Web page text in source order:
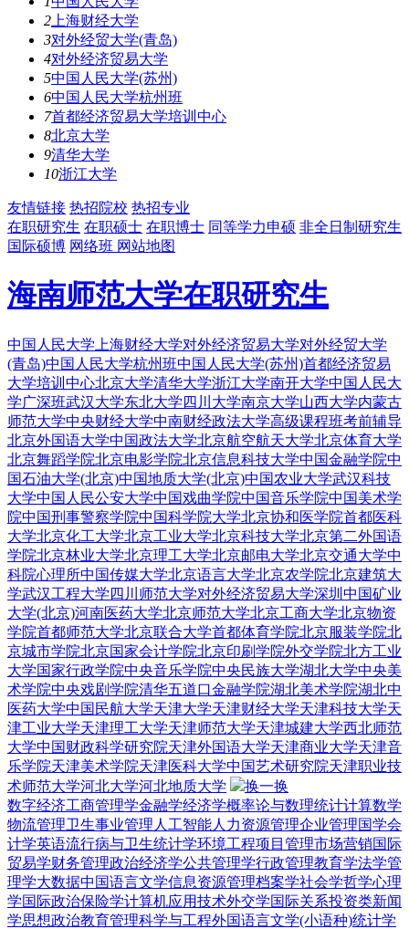
2 上海财经大学
3对外经贸大学(青岛)
4对外经济贸易大学
5中国人民大学(苏州)
6中国人民大学杭州班
7首都经济贸易大学培训中心
8北京大学
9清华大学
10浙江大学
友情链接 热招院校 热招专业
在职研究生 在职硕士 在职博士 同等学力申硕 非全日制研究生
国际硕博 网络班 网站地图
海南师范大学在职研究生
中国人民大学 上海财经大学对外经济贸易大学对外经贸大学
(青岛)中国人民大学杭州班中国人民大学(苏州)首都经济贸易
大学培训中心北京大学清华大学浙江大学南开大学中国人民大
学广深班武汉大学东北大学 四川大学南京大学山西大学内蒙古
师范大学中央财经大学中南财经政法大学高级课程班考前辅导
北京外国语大学中国政法大学北京航空航天大学北京体育大学
北京舞蹈学院北京电影学院北京信息科技大学中国金融学院中
国石油大学(北京)中国地质大学(北京)中国农业大学武汉科技
大学中国人民公安大学中国戏曲学院中国音乐学院中国美术学
院中国刑事警察学院中国科学院大学北京协和医学院首都医科
大学北京化工大学北京工业大学北京科技大学北京第二外国语
学院北京林业大学北京理工大学北京邮电大学北京交通大学中
科院心理所中国传媒大学北京语言大学北京农学院北京建筑大
学武汉工程大学 四川师范大学对外经济贸易大学深圳 中国矿业
大学(北京)河南医药大学北京师范大学北京工商大学北京物资
学院首都师范大学北京联合大学首都体育学院北京服装学院北
京城市学院北京国家会计学院北京印刷学院外交学院北方工业
大学国家行政学院中央音乐学院中央民族大学湖北大学中央美
术学院中央戏剧学院清华五道口金融学院湖北美术学院湖北中
医药大学中国民航大学天津大学天津财经大学天津科技大学天
津工业大学天津理工大学天津师范大学天津城建大学西北师范
大学中国财政科学研究院天津外国语大学天津商业大学天津音
乐学院天津美术学院天津医科大学中国艺术研究院天津职业技
术师范大学河北大学河北地质大学
换一换
数字经济工商管理学金融学经济学概率论与数理统计计算数学
物流管理卫生事业管理 人工智能人力资源管理企业管理国学会
计学英语流行病与卫生统计学环境工程项目管理市场营销国际
贸易学财务管理政治经济学公共管理学行政管理教育学法学管
理学大数据中国语言文学信息资源管理档案学社会学哲学心理
学国际政治保险学计算机应用技术外交学国际关系投资类新闻
学思想政治教育管理科学与工程外国语言文学(小语种)统计学